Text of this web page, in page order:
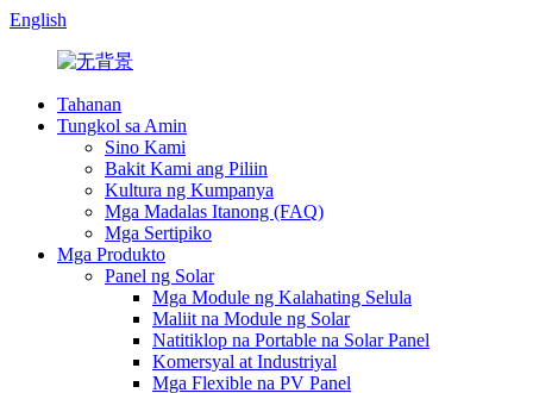
English
Tahanan
Tungkol sa Amin
Sino Kami
Bakit Kami ang Piliin
Kultura ng Kumpanya
Mga Madalas Itanong (FAQ)
Mga Sertipiko
Mga Produkto
Panel ng Solar
Mga Module ng Kalahating Selula
Maliit na Module ng Solar
Natitiklop na Portable na Solar Panel
Komersyal at Industriyal
Mga Flexible na PV Panel